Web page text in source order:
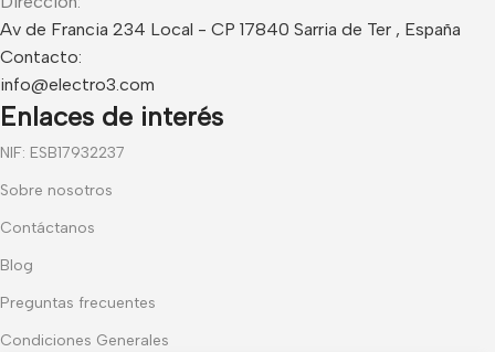
Av de Francia 234 Local - CP 17840 Sarria de Ter , España
Contacto:
info@electro3.com
Enlaces de interés
NIF: ESB17932237
Sobre nosotros
Contáctanos
Blog
Preguntas frecuentes
Condiciones Generales